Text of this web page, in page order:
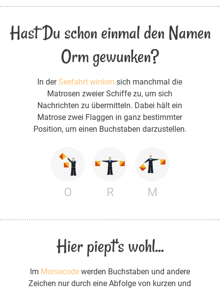
Hast Du schon einmal den Namen
Orm gewunken?
In derSeefahrt winken sich manchmal die
Matrosen zweier Schiffe zu, um sich
Nachrichten zu übermitteln. Dabei hält ein
Matrose zwei Flaggen in ganz bestimmter
Position, um einen Buchstaben darzustellen.
O R M
Hier piept's wohl...
Im Morsecodewerden Buchstaben und andere
Zeichen nur durch eine Abfolge von kurzen und